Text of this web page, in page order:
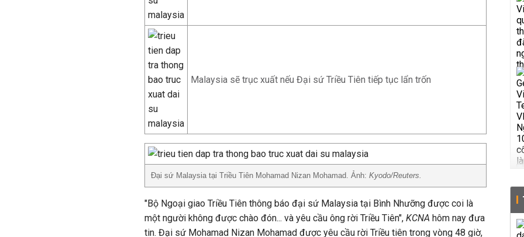
Malaysia sẽ trục xuất nếu Đại sứ Triều Tiên tiếp tục lẩn trốn
Đại sứ Malaysia tại Triều Tiên Mohamad Nizan Mohamad. Ảnh: Kyodo/Reuters.
"Bộ Ngoại giao Triều Tiên thông báo đại sứ Malaysia tại Bình Nhưỡng được coi là
một người không được chào đón... và yêu cầu ông rời Triều Tiên", KCNA hôm nay đưa
tin. Đại sứ Mohamad Nizan Mohamad được yêu cầu rời Triều tiên trong vòng 48 giờ,